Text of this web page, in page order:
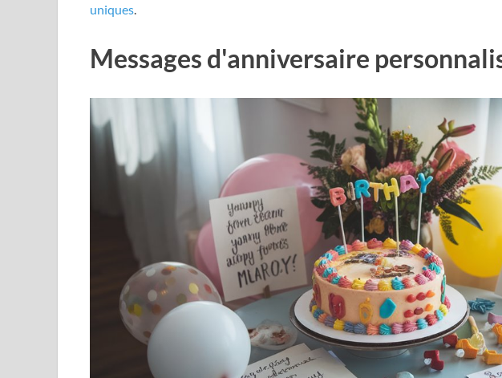
uniques
Messages d'anniversaire